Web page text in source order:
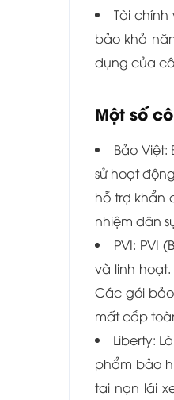
Tài
bảo khả
dụng của
Một số
Bảo
sử hoạt
hỗ trợ khẩn
nhiệm dân
PVI: PVI
và linh
Các gói
mất cắp
Liberty:
phẩm bảo
tai nạn lái